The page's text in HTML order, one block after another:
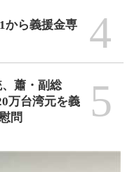
から義援金専
4
、蕭・副総
万台湾元を義
問
5